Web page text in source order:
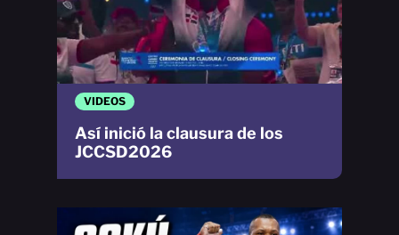
VIDEOS
Así inició la clausura de los
JCCSD2026